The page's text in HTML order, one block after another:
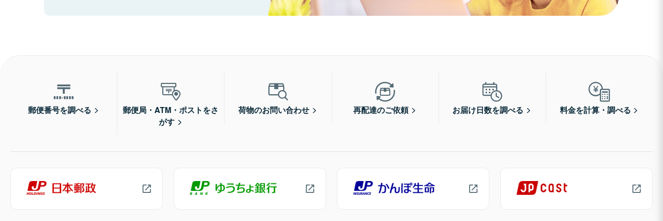
郵便番号を調べる
郵便局・ATM・ポストをさ
がす
荷物のお問い合わせ 再配達のご依頼 お届け日数を調べる 料金を計算・調べる